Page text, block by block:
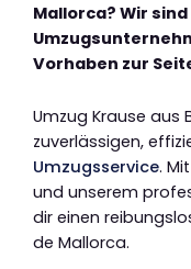
Mallorca? Wir
Vorhaben zur
Umzug Krause aus
zuverlässigen,
Umzugsservice.
und unserem
dir einen
de Mallorca.